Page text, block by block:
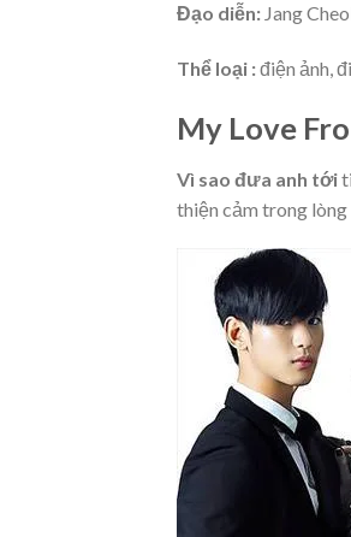
Đạo diễn: Jang
Thể loại :điện ảnh,
My Love
Vì sao đưa anh tới
thiện cảm trong lòng